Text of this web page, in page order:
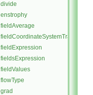
divide
enstrophy
fieldAverage
fieldCoordinateSystemTransform
fieldExpression
fieldsExpression
fieldValues
flowType
grad